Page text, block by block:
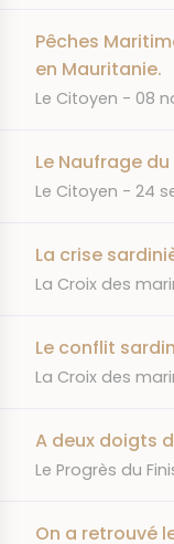
Pêches
en Mauritanie.
JOURNAL
Le Citoyen DATE
08
Le Naufrage
JOURNAL
Le Citoyen DATE
24
La crise
JOURNAL
La Croix des
Le conflit
JOURNAL
La Croix des
A deux doigts
JOURNAL
Le Progrès du
On a retrouvé